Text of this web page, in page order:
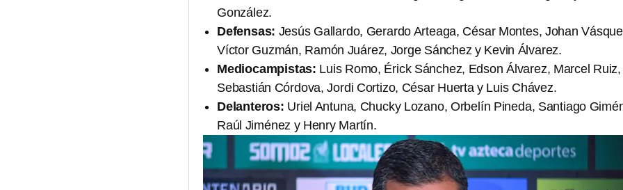
González.
Defensas: Jesús Gallardo, Gerardo Arteaga, César Montes, Johan
Víctor Guzmán, Ramón Juárez, Jorge Sánchez y Kevin Álvarez.
Mediocampistas: Luis Romo, Érick Sánchez, Edson Álvarez, Marcel Ruiz,
Sebastián Córdova, Jordi Cortizo, César Huerta y Luis Chávez.
Delanteros: Uriel Antuna, Chucky Lozano, Orbelín Pineda, Santiago
Raúl Jiménez y Henry Martín.